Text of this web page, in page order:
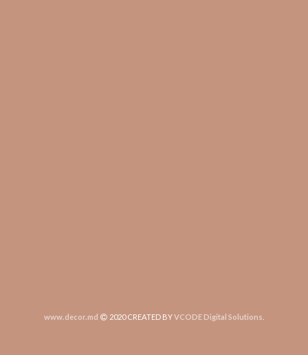
www.decor.md 2020 CREATED BYVCODE Digital Solutions